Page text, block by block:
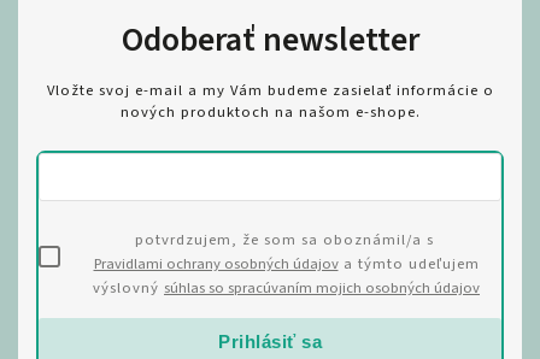
Odoberať newsletter
Vložte svoj e-mail a my Vám budeme zasielať informácie o
nových produktoch na našom e-shope.
potvrdzujem, že som sa oboznámil/a s
Pravidlami ochrany osobných údajova týmto udeľujem
výslovný súhlas so spracúvaním mojich osobných údajov
Prihlásiť sa